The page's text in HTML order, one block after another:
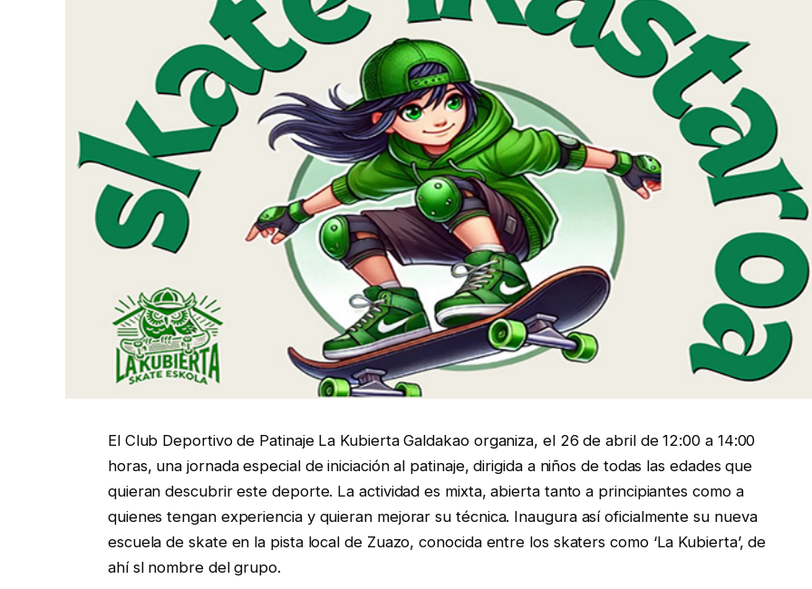
El Club Deportivo de Patinaje La Kubierta Galdakao organiza, el 26 de abril de 12:00 a 14:00
horas, una jornada especial de iniciación al patinaje, dirigida a niños de todas las edades que
quieran descubrir este deporte. La actividad es mixta, abierta tanto a principiantes como a
quienes tengan experiencia y quieran mejorar su técnica. Inaugura así oficialmente su nueva
escuela de skate en la pista local de Zuazo, conocida entre los skaters como ‘La Kubierta’, de
ahí sl nombre del grupo.